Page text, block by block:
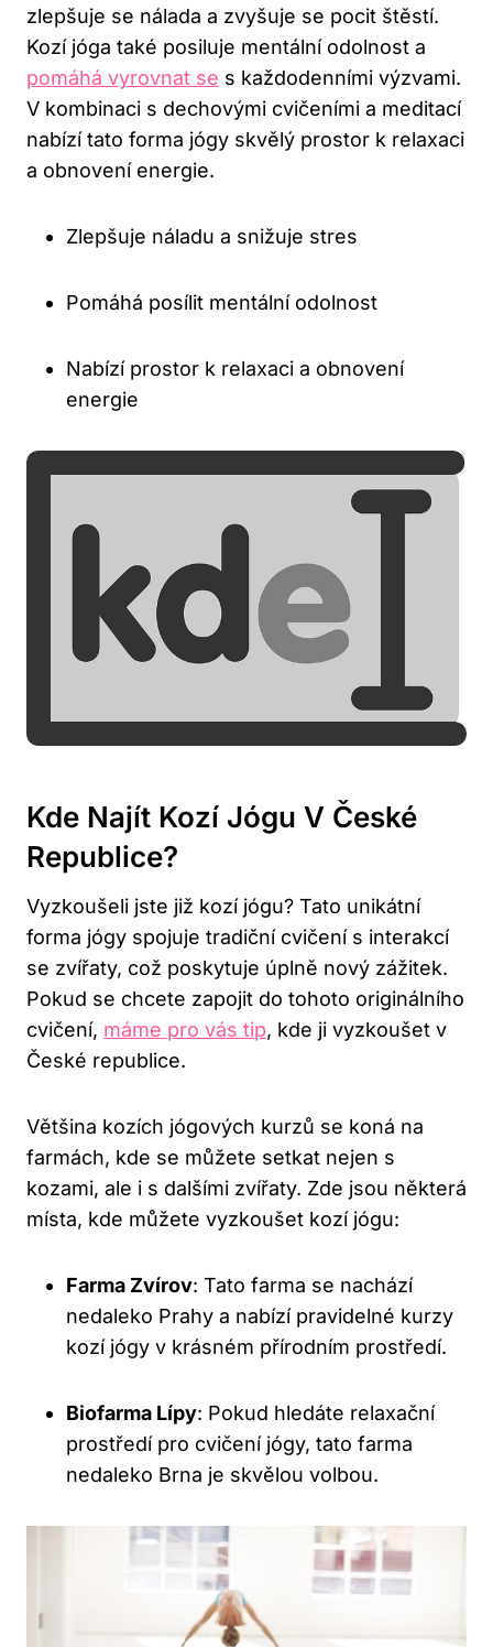
zlepšuje se nálada a⁢ zvyšuje se pocit štěstí.
Kozí jóga také posiluje mentální​ odolnost a
pomáhá vyrovnat se ‍ s ‍každodenními výzvami.
V kombinaci s dechovými cvičeními a meditací
nabízí tato forma jógy skvělý ​prostor k relaxaci
a‍ obnovení​ energie.
Zlepšuje náladu a snižuje stres
Pomáhá‌ posílit mentální odolnost
Nabízí prostor k⁢ relaxaci a​ obnovení
energie
Kde Najít Kozí Jógu⁢ V České‌
Republice?
Vyzkoušeli jste již kozí jógu?⁣ Tato unikátní‍
forma jógy spojuje tradiční cvičení s interakcí
se zvířaty,⁤ což ​poskytuje úplně nový‌ zážitek.
Pokud⁢ se chcete zapojit do tohoto originálního
cvičení, máme pro vás tip, kde ji vyzkoušet v
České republice.
Většina kozích⁣ jógových kurzů se koná na‌
farmách, kde se můžete setkat nejen s
kozami, ale i s dalšími zvířaty. Zde ​jsou některá
místa, kde můžete vyzkoušet kozí jógu:
Farma Zvírov:‌ Tato farma se nachází
nedaleko Prahy a nabízí pravidelné⁣ kurzy
kozí jógy v krásném přírodním⁣ prostředí.
Biofarma Lípy: ⁤Pokud hledáte relaxační
prostředí pro cvičení ‍jógy, tato farma
nedaleko Brna je skvělou volbou.